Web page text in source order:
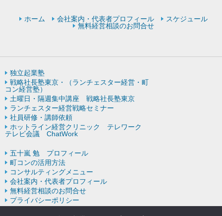
ホーム 会社案内・代表者プロフィール
スケジュール
無料経営相談のお問合せ
独立起業塾
戦略社長塾東京・（ランチェスター経営・町
コン経営塾）
土曜日・隔週集中講座 戦略社長塾東京
ランチェスター経営戦略セミナー
社員研修・講師依頼
ホットライン経営クリニック テレワーク
テレビ会議 ChatWork
五十嵐 勉 プロフィール
町コンの活用方法
コンサルティングメニュー
会社案内・代表者プロフィール
無料経営相談のお問合せ
プライバシーポリシー